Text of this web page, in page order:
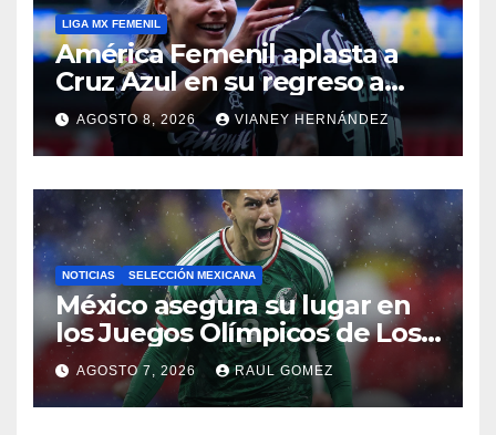
LIGA MX FEMENIL
América Femenil aplasta a
Cruz Azul en su regreso a
casa
AGOSTO 8, 2026 VIANEY HERNÁNDEZ
NOTICIAS SELECCIÓN MEXICANA
México asegura su lugar en
los Juegos Olímpicos de Los
Ángeles 2028
AGOSTO 7, 2026 RAUL GOMEZ